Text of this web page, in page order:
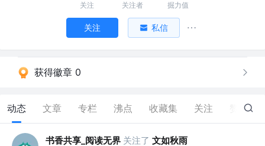
关注 关注者 掘力值
关注 私信
获得徽章 0
动态 文章 专栏 沸点 收藏集 关注 18
书香共享_阅读无界 关注了 文如秋雨